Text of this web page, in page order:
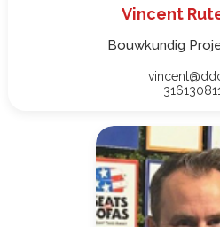
Vincent
Bouwkundig